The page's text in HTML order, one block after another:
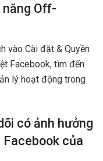
Off-
vào Cài đặt & Quyền
Facebook, tìm đến
lý hoạt động trong
có ảnh hưởng
của